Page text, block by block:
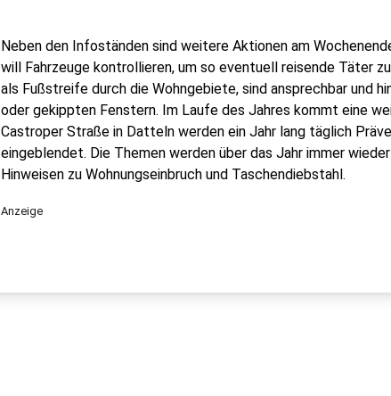
Neben den Infoständen sind weitere Aktionen am
will Fahrzeuge kontrollieren, um so eventuell reisende Täter
als Fußstreife durch die Wohngebiete, sind ansprechbar und
oder gekippten Fenstern. Im Laufe des Jahres kommt eine
Castroper Straße in Datteln werden ein Jahr lang täglich
eingeblendet. Die Themen werden über das Jahr immer
Hinweisen zu Wohnungseinbruch und Taschendiebstahl.
Anzeige